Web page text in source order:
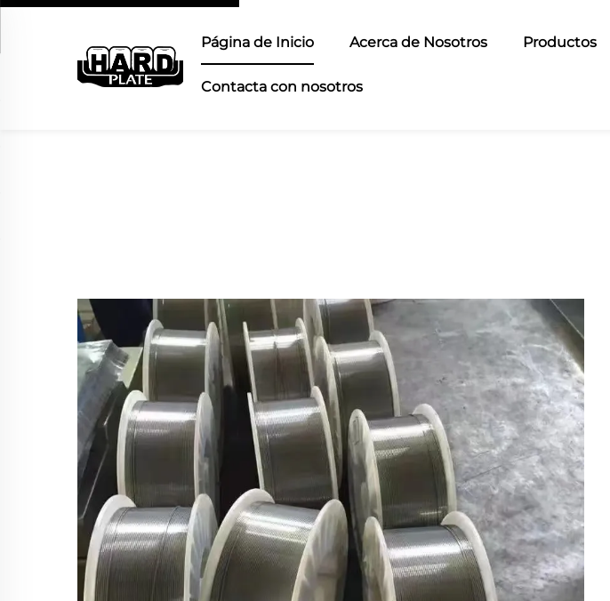
Página de Inicio Acerca de Nosotros Productos
Contacta con nosotros